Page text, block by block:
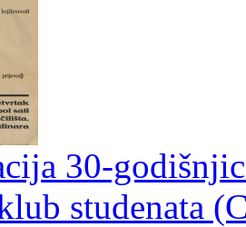
30-
studenata